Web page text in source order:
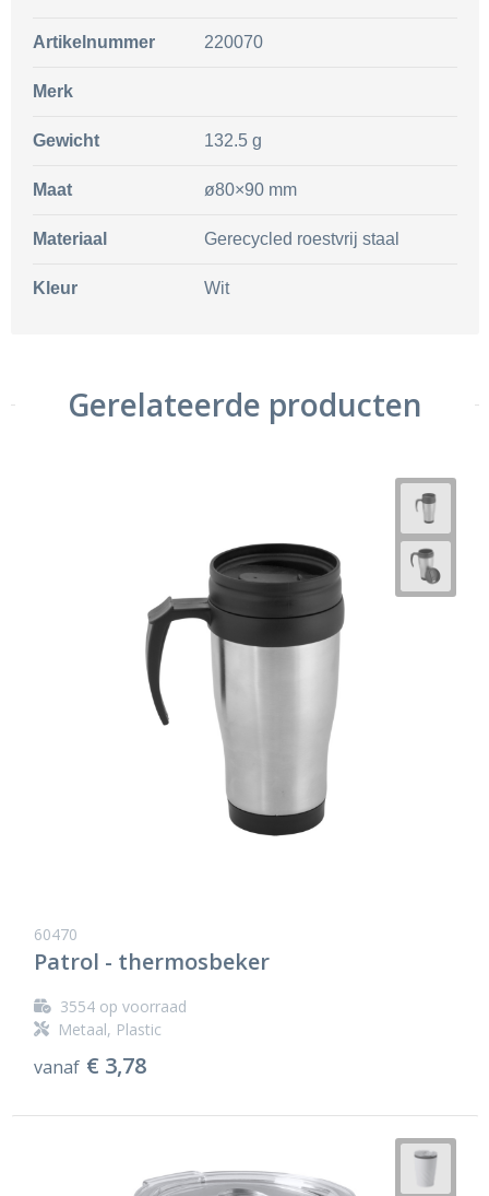
Artikelnummer 220070
Merk
Gewicht 132.5 g
Maat ø80×90 mm
Materiaal Gerecycled roestvrij staal
Kleur Wit
Gerelateerde producten
60470
Patrol - thermosbeker
3554op voorraad
Metaal, Plastic
vanaf € 3,78